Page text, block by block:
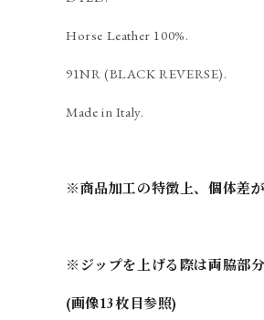
Horse Leather 100%.
91NR (BLACK REVERSE).
Made in Italy.
※商品加工の特徴上、個体差
※ジップを上げる際は両脇部
(画像13枚目参照)